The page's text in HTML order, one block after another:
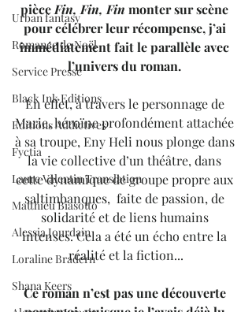
Urban fantasy
Romance de Noël
Service Presse
Black Ink Editions
Editions Addictives
Fyctia
Laure Valentin Translation
Matthieu Biasotto
Alessia Jourdain
Loraline Bradern
Shana Keers
pièce Fin, Fin, Fin monter sur scène
pour célébrer leur récompense, j’ai
immédiatement fait le parallèle avec
l’univers du roman.
En effet, à travers le personnage de
Marie, héroïne profondément attachée
à sa troupe, Eny Heli nous plonge dans
la vie collective d’un théâtre, dans
cette dynamique de groupe propre aux
saltimbanques,  faite de passion, de
solidarité et de liens humains
intenses. Cela a été un écho entre la
réalité et la fiction...
Ce roman n’est pas une découverte